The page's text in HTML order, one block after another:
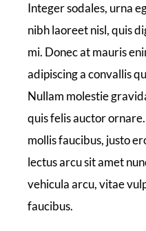
Integer sodales, urna
nibh laoreet nisl, quis
mi. Donec at mauris
adipiscing a convallis
Nullam molestie
quis felis auctor
mollis faucibus, justo
lectus arcu sit amet
vehicula arcu, vitae
faucibus.